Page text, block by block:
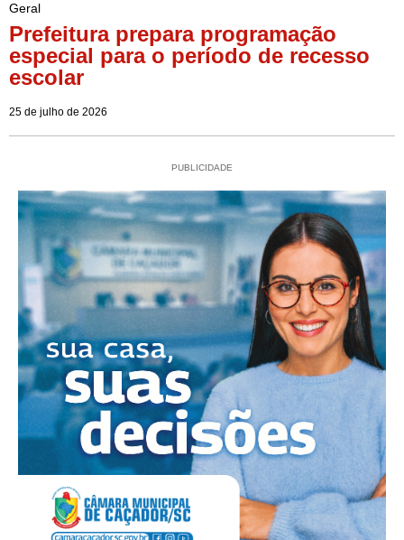
Geral
Prefeitura prepara programação
especial para o período de recesso
escolar
25 de julho de 2026
PUBLICIDADE